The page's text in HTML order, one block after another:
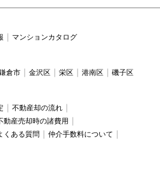
マンションカタログ
倉市 金沢区 栄区 港南区 磯子区
不動産却の流れ
動産売却時の諸費用
くある質問
仲介手数料について